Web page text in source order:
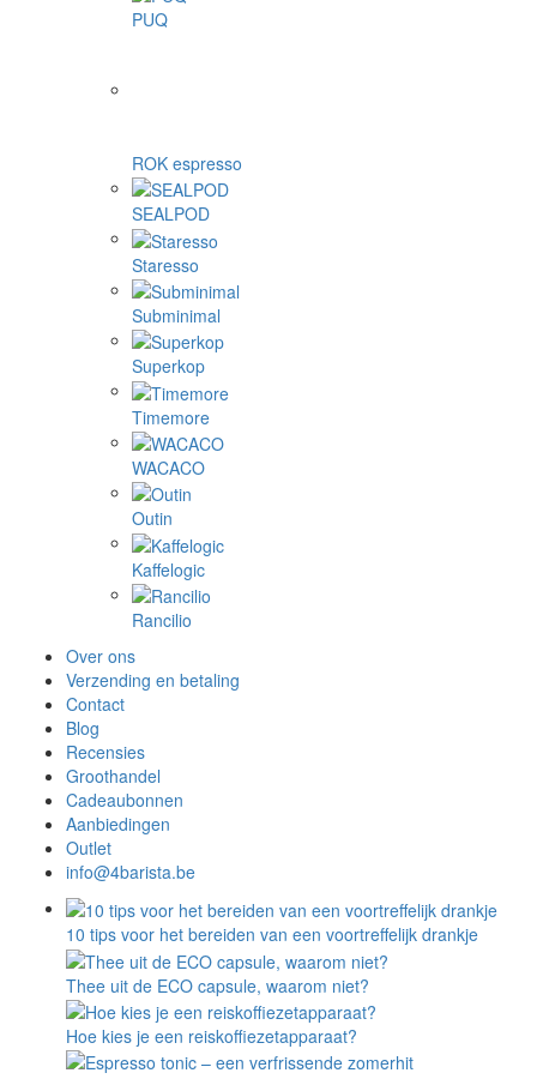
PUQ
ROK espresso
SEALPOD
Staresso
Subminimal
Superkop
Timemore
WACACO
Outin
Kaffelogic
Rancilio
Over ons
Verzending en betaling
Contact
Blog
Recensies
Groothandel
Cadeaubonnen
Aanbiedingen
Outlet
info@4barista.be
10 tips voor het bereiden van een voortreffelijk drankje
Thee uit de ECO capsule, waarom niet?
Hoe kies je een reiskoffiezetapparaat?